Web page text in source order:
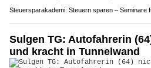
Steuersparakademi: Steuern sparen – Seminare
Sulgen TG: Autofahrerin
und kracht in Tunnelwand